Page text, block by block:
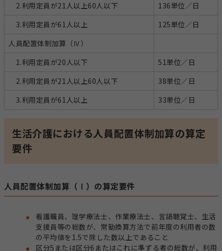
2.利用定員が21人以上60人以下
136単位／日
3.利用定員が61人以上
125単位／日
人員配置体制加算（Ⅳ）
1.利用定員が20人以下
51単位／日
2.利用定員が21人以上60人以下
38単位／日
3.利用定員が61人以上
33単位／日
生活介護における人員配置体制加算の算定
要件
人員配置体制加算（Ⅰ）の算定要件
看護職員、理学療法士、作業療法士、言語聴覚士、生活
支援員等の総数が、常勤換算方法で前年度の利用者の数
の平均値を1.5で除した数以上であること
区分5または区分6またはこれに準ずる者の総数が、利用